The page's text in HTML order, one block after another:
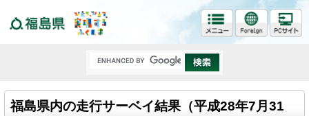
福島県内の走行サーベイ結果（平成28年7月31